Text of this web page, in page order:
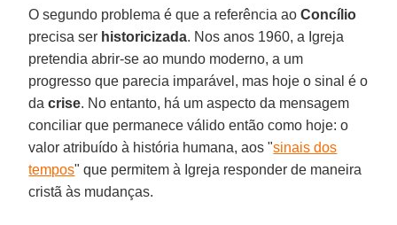
O segundo problema é que a referência aoConcílio
precisa ser historicizada. Nos anos 1960, a Igreja
pretendia abrir-se ao mundo moderno, a um
progresso que parecia imparável, mas hoje o sinal é o
dacrise. No entanto, há um aspecto da mensagem
conciliar que permanece válido então como hoje: o
valor atribuído à história humana, aos "sinais dos
tempos" que permitem à Igreja responder de maneira
cristã às mudanças.